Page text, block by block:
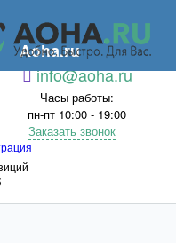
Aoha.ru
info@aoha.ru
Часы работы:
пн-пт 10:00 - 19:00
Заказать звонок